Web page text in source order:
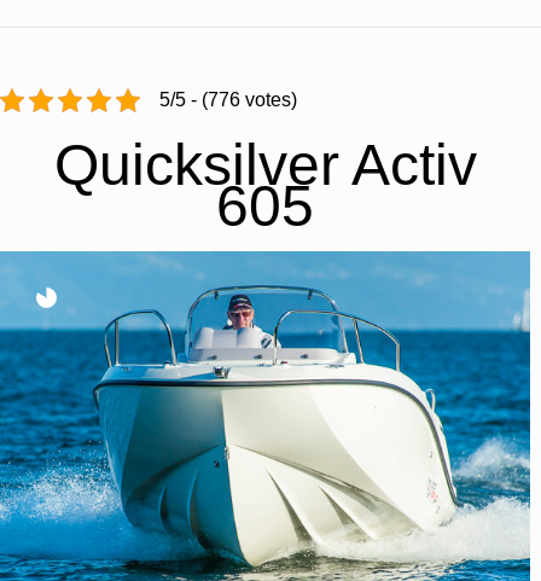
5/5 - (776 votes)
Quicksilver Activ
605